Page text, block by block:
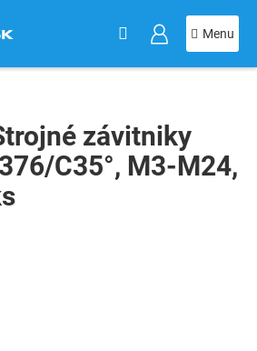
závitniky
C35°, M3-M24,